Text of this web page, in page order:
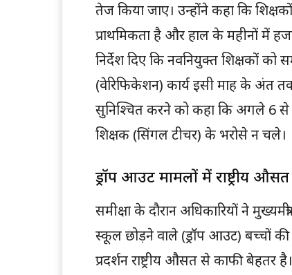
तेज किया जाए। उन्होंने कहा कि
प्राथमिकता है और हाल के महीनों में
निर्देश दिए कि नवनियुक्त शिक्षकों
(वेरिफिकेशन) कार्य इसी माह के अंत
सुनिश्चित करने को कहा कि अगले 6 से
शिक्षक (सिंगल टीचर) के भरोसे न चले।
ड्रॉप आउट मामलों में राष्ट्रीय
समीक्षा के दौरान अधिकारियों ने
स्कूल छोड़ने वाले (ड्रॉप आउट) बच्चों
प्रदर्शन राष्ट्रीय औसत से काफी बेहतर